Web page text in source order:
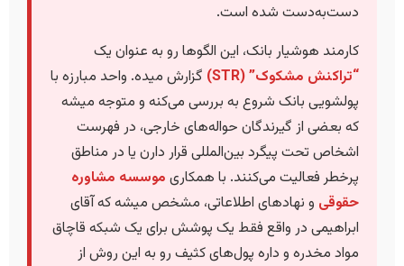
دست‌به‌دست شده است.
کارمند هوشیار بانک، این الگوها رو به عنوان یک
“تراکنش مشکوک” (STR)
گزارش میده. واحد مبارزه با
پولشویی بانک شروع به بررسی می‌کنه و متوجه میشه
که بعضی از گیرندگان حواله‌های خارجی، در فهرست
اشخاص تحت پیگرد بین‌المللی قرار دارن یا در مناطق
پرخطر فعالیت می‌کنند. با همکاری موسسه مشاوره
حقوقی و نهادهای اطلاعاتی، مشخص میشه که آقای
ابراهیمی در واقع فقط یک پوشش برای یک شبکه قاچاق
مواد مخدره و داره پول‌های کثیف رو به این روش از